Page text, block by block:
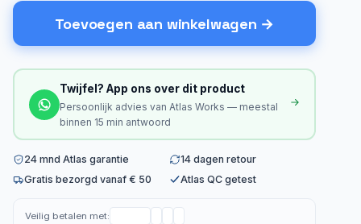
Toevoegen aan winkelwagen
Twijfel? App ons over dit product
Persoonlijk advies van Atlas Works — meestal
binnen 15 min antwoord
24 mnd Atlas garantie
14 dagen retour
Gratis bezorgd vanaf € 50
Atlas QC getest
Veilig betalen met: